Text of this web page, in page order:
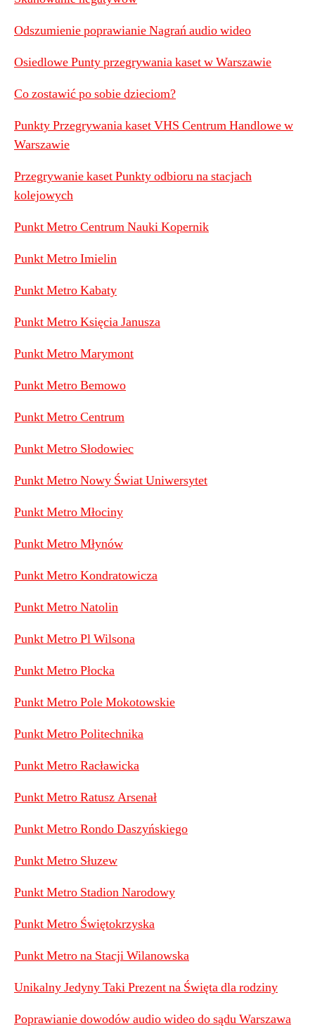
Odszumienie poprawianie Nagrań audio wideo
Osiedlowe Punty przegrywania kaset w Warszawie
Co zostawić po sobie dzieciom?
Punkty Przegrywania kaset VHS Centrum Handlowe w
Warszawie
Przegrywanie kaset Punkty odbioru na stacjach
kolejowych
Punkt Metro Centrum Nauki Kopernik
Punkt Metro Imielin
Punkt Metro Kabaty
Punkt Metro Księcia Janusza
Punkt Metro Marymont
Punkt Metro Bemowo
Punkt Metro Centrum
Punkt Metro Słodowiec
Punkt Metro Nowy Świat Uniwersytet
Punkt Metro Młociny
Punkt Metro Młynów
Punkt Metro Kondratowicza
Punkt Metro Natolin
Punkt Metro Pl Wilsona
Punkt Metro Płocka
Punkt Metro Pole Mokotowskie
Punkt Metro Politechnika
Punkt Metro Racławicka
Punkt Metro Ratusz Arsenał
Punkt Metro Rondo Daszyńskiego
Punkt Metro Słuzew
Punkt Metro Stadion Narodowy
Punkt Metro Świętokrzyska
Punkt Metro na Stacji Wilanowska
Unikalny Jedyny Taki Prezent na Święta dla rodziny
Poprawianie dowodów audio wideo do sądu Warszawa